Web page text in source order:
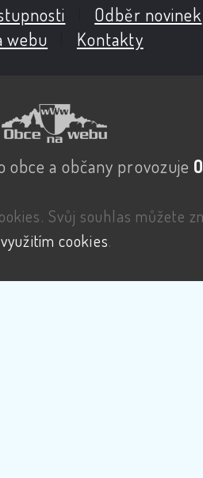
Odběr novinek
webu
Kontakty
obce a občany provozuje
Svůj souhlas můžete
cookies.